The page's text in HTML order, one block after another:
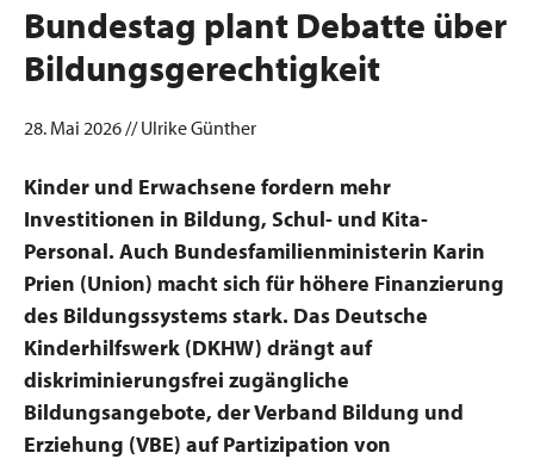
:Bundestag plant Debatte über
Bildungsgerechtigkeit
28. Mai 2026 // Ulrike Günther
Kinder und Erwachsene fordern mehr
Investitionen in Bildung, Schul- und Kita-
Personal. Auch Bundesfamilienministerin Karin
Prien (Union) macht sich für höhere Finanzierung
des Bildungssystems stark. Das Deutsche
Kinderhilfswerk (DKHW) drängt auf
diskriminierungsfrei zugängliche
Bildungsangebote, der Verband Bildung und
Erziehung (VBE) auf Partizipation von